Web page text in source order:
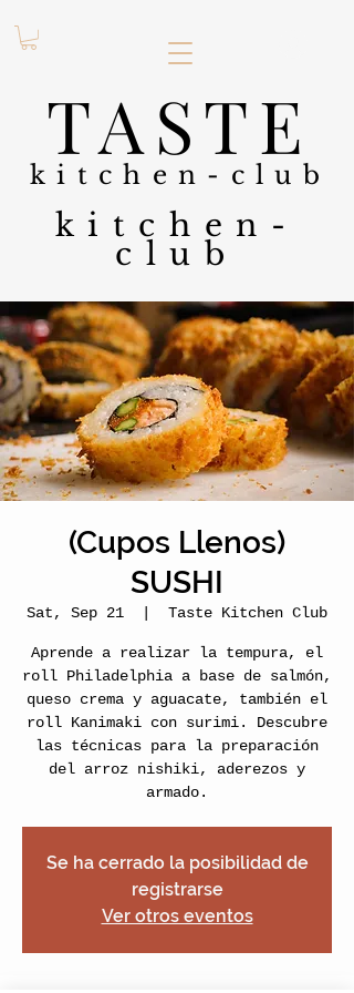
TASTE
kitchen-club
kitchen-
club
(Cupos Llenos)
SUSHI
Sat, Sep 21 Taste Kitchen Club
Aprende a realizar la tempura, el
roll Philadelphia a base de salmón,
queso crema y aguacate, también el
roll Kanimaki con surimi. Descubre
las técnicas para la preparación
del arroz nishiki, aderezos y
armado.
Se ha cerrado la posibilidad de
registrarse
Ver otros eventos